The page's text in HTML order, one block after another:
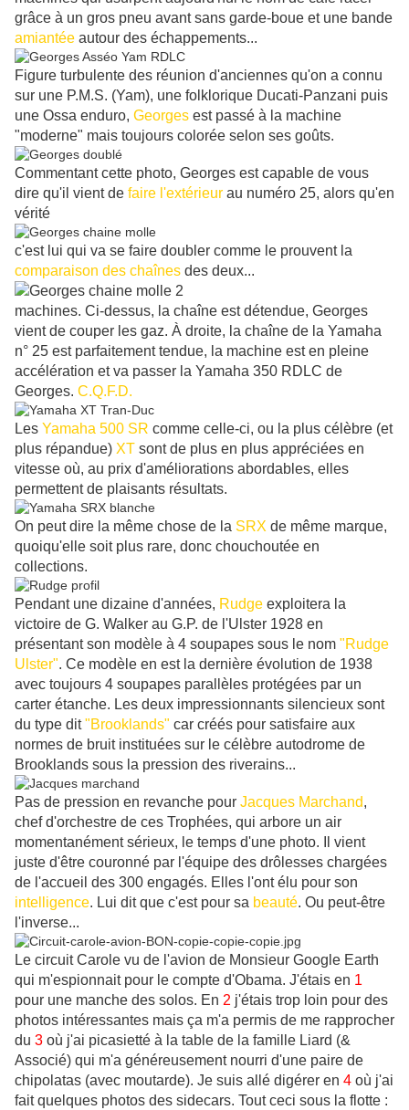
grâce à un gros pneu avant sans garde-boue et une bande
amiantée autour des échappements...
Figure turbulente des réunion d'anciennes qu'on a connu
sur une P.M.S. (Yam), une folklorique Ducati-Panzani puis
une Ossa enduro, Georges est passé à la machine
"moderne" mais toujours colorée selon ses goûts.
Commentant cette photo, Georges est capable de vous
dire qu'il vient de faire l'extérieur au numéro 25, alors qu'en
vérité
c'est lui qui va se faire doubler comme le prouvent la
comparaison des chaînes des deux...
machines. Ci-dessus, la chaîne est détendue, Georges
vient de couper les gaz. À droite, la chaîne de la Yamaha
n° 25 est parfaitement tendue, la machine est en pleine
accélération et va passer la Yamaha 350 RDLC de
Georges. C.Q.F.D.
Les Yamaha 500 SR comme celle-ci, ou la plus célèbre (et
plus répandue) XT sont de plus en plus appréciées en
vitesse où, au prix d'améliorations abordables, elles
permettent de plaisants résultats.
On peut dire la même chose de la SRX de même marque,
quoiqu'elle soit plus rare, donc chouchoutée en
collections.
Pendant une dizaine d'années, Rudge exploitera la
victoire de G. Walker au G.P. de l'Ulster 1928 en
présentant son modèle à 4 soupapes sous le nom "Rudge
Ulster". Ce modèle en est la dernière évolution de 1938
avec toujours 4 soupapes parallèles protégées par un
carter étanche. Les deux impressionnants silencieux sont
du type dit"Brooklands" car créés pour satisfaire aux
normes de bruit instituées sur le célèbre autodrome de
Brooklands sous la pression des riverains...
Pas de pression en revanche pour Jacques Marchand,
chef d'orchestre de ces Trophées, qui arbore un air
momentanément sérieux, le temps d'une photo. Il vient
juste d'être couronné par l'équipe des drôlesses chargées
de l'accueil des 300 engagés. Elles l'ont élu pour son
intelligence. Lui dit que c'est pour sa beauté. Ou peut-être
l'inverse...
Le circuit Carole vu de l'avion de Monsieur Google Earth
qui m'espionnait pour le compte d'Obama. J'étais en 1
pour une manche des solos. En 2 j'étais trop loin pour des
photos intéressantes mais ça m'a permis de me rapprocher
du 3 où j'ai picasietté à la table de la famille Liard (&
Associé) qui m'a généreusement nourri d'une paire de
chipolatas (avec moutarde). Je suis allé digérer en 4 où j'ai
fait quelques photos des sidecars. Tout ceci sous la flotte :